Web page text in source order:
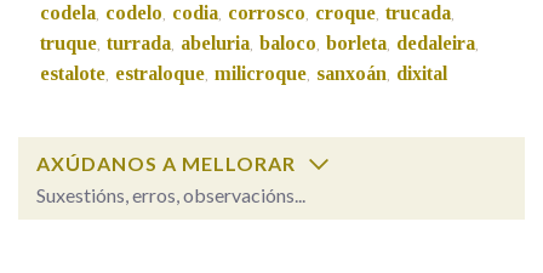
codela codelo codia corrosco croque trucada
truque turrada abeluria baloco borleta dedaleira
estalote estraloque milicroque sanxoán dixital
AXÚDANOS A MELLORAR
Suxestións, erros, observacións...